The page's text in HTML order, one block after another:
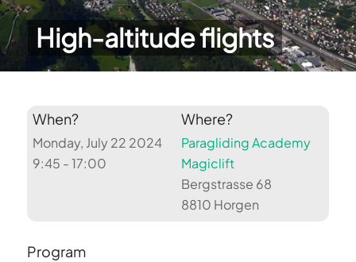
High-altitude flights
When?
Monday, July 22 2024
9:45 - 17:00
Where?
Paragliding Academy
Magiclift
Bergstrasse 68
8810 Horgen
Program